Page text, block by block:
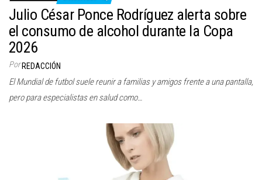
Julio César Ponce Rodríguez alerta sobre
el consumo de alcohol durante la Copa
2026
Por REDACCIÓN
El Mundial de futbol suele reunir a familias y amigos frente a una pantalla,
pero para especialistas en salud como…